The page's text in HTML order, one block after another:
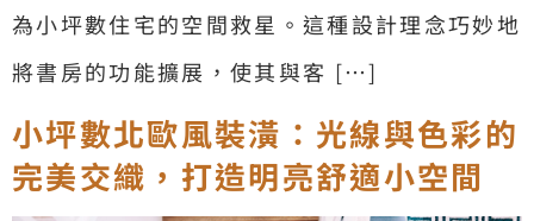
為小坪數住宅的空間救星。這種設計理念巧妙地
將書房的功能擴展，使其與客 […]
小坪數北歐風裝潢：光線與色彩的
完美交織，打造明亮舒適小空間